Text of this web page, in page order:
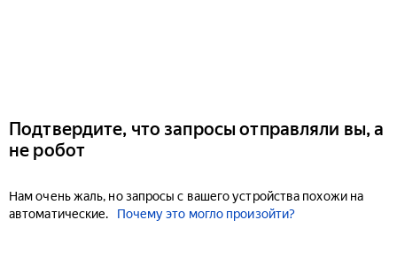
Подтвердите, что запросы отправляли вы, а
не робот
Нам очень жаль, но запросы с вашего устройства похожи на
автоматические.
Почему это могло произойти?